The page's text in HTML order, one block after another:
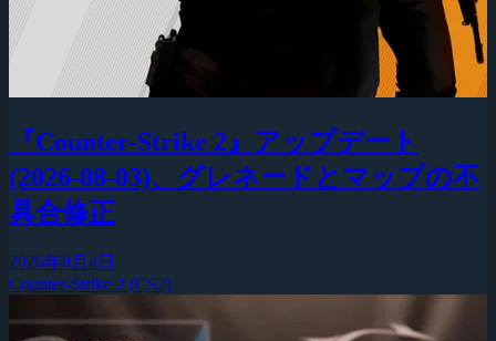
『Counter-Strike 2』アップデート
(2026-08-03)、グレネードとマップの不
具合修正
2026年8月4日
Counter-Strike 2 (CS2)